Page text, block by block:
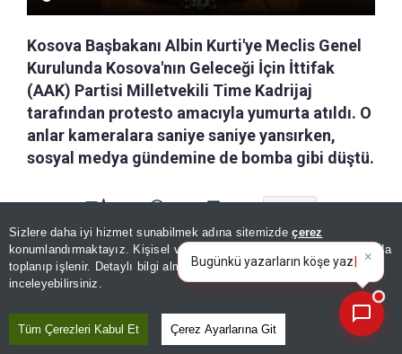
Sizlere daha iyi hizmet sunabilmek adına sitemizdeçerez
konumlandırmaktayız. Kişisel verileriniz, KVKK ve GDPR kapsamında
toplanıp işlenir. Detaylı bilgi almak içinAydınlatma Metnimizi
inceleyebilirsiniz.
Tüm Çerezleri Kabul Et Çerez Ayarlarına Git
Kosova Başbakanı Albin Kurti'ye Meclis Genel
Kurulunda Kosova'nın Geleceği İçin İttifak
(AAK) Partisi Milletvekili Time Kadrijaj
tarafından protesto amacıyla yumurta atıldı. O
anlar kameralara saniye saniye yansırken,
sosyal medya gündemine de bomba gibi düştü.
7 Haziran'daki erken genel seçimlerin
sonuçlarının kesinleşmesinin ardından Kosova
Meclisinin yeni başkanı ile yardımcılarını seçmek
üzere genel kurul toplandı. Seçimden birinci
×
Bugünkü yazarların köşe
yazılarını özetleyin!